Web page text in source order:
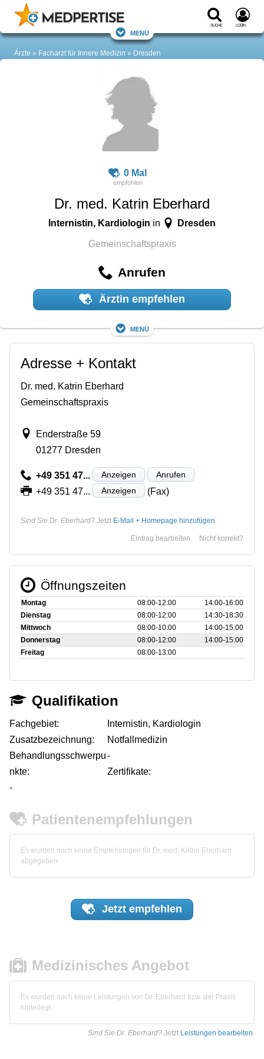
Suche Login
Menü
Ärzte Facharzt für Innere Medizin Dresden
0 Mal
Dr. med. Katrin Eberhard
Internistin, Kardiologin in Dresden
Gemeinschaftspraxis
Anrufen
Ärztin empfehlen
Menü
Adresse + Kontakt
Dr. med. Katrin Eberhard
Gemeinschaftspraxis
Enderstraße 59
01277 Dresden
+49 351 47... Anzeigen Anrufen
+49 351 47... Anzeigen (Fax)
Sind Sie Dr. Eberhard? Jetzt E-Mail + Homepage hinzufügen
Nicht korrekt?
Eintrag bearbeiten
Öffnungszeiten
Montag 08:00‑12:00
14:00‑16:00
Dienstag
08:00‑12:00
14:30‑18:30
Mittwoch
08:00‑10:00
14:00‑15:00
Donnerstag
08:00‑12:00
14:00‑15:00
Freitag
08:00‑13:00
Qualifikation
Fachgebiet:
Internistin, Kardiologin
Zusatzbezeichnung:
Notfallmedizin
Behandlungsschwerpu
nkte:
-
Zertifikate:
-
Patientenempfehlungen
Es wurden noch keine Empfehlungen für Dr. med. Katrin Eberhard
abgegeben.
Jetzt empfehlen
Medizinisches Angebot
Es wurden noch keine Leistungen von Dr. Eberhard bzw. der Praxis
hinterlegt.
Sind Sie Dr. Eberhard? Jetzt Leistungen bearbeiten.